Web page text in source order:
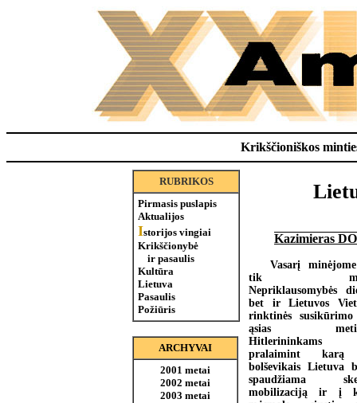
Krikščioniškos
RUBRIKOS
Pirmasis puslapis
Aktualijos
Istorijos vingiai
Krikščionybė
ir pasaulis
Kultūra
Lietuva
Pasaulis
Požiūris
ARCHYVAI
2001 metai
2002 metai
2003 metai
Kazimieras
Vasarį
tik
Nepriklausomybės
bet ir Lietuvos
rinktinės susikūrimo
ąsias
Hitlerininkams
pralaimint karą
bolševikais Lietuva
spaudžiama
mobilizaciją ir į